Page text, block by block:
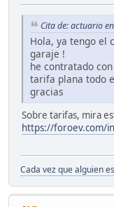
Cita de: actuario
Hola, ya tengo el
garaje !
he contratado
tarifa plana todo
gracias
Sobre tarifas, mira
https://foroev.com/
Cada vez que alguien